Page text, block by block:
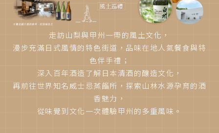
走訪山梨與甲州一帶的風土文化，
漫步充滿日式風情的特色街道，品味在地人氣餐食與特
色伴手禮；
深入百年酒造了解日本清酒的釀造文化，
再前往世界知名威士忌蒸餾所，探索山林水源孕育的酒
香魅力，
從味覺到文化一次體驗甲州的多重風味。